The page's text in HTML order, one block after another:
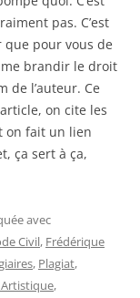
pas. C’est
pour vous de
me brandir le droit
de l’auteur. Ce
on cite les
on fait un lien
ça sert à ça,
avec
Civil, Frédérique
, Plagiat,
,